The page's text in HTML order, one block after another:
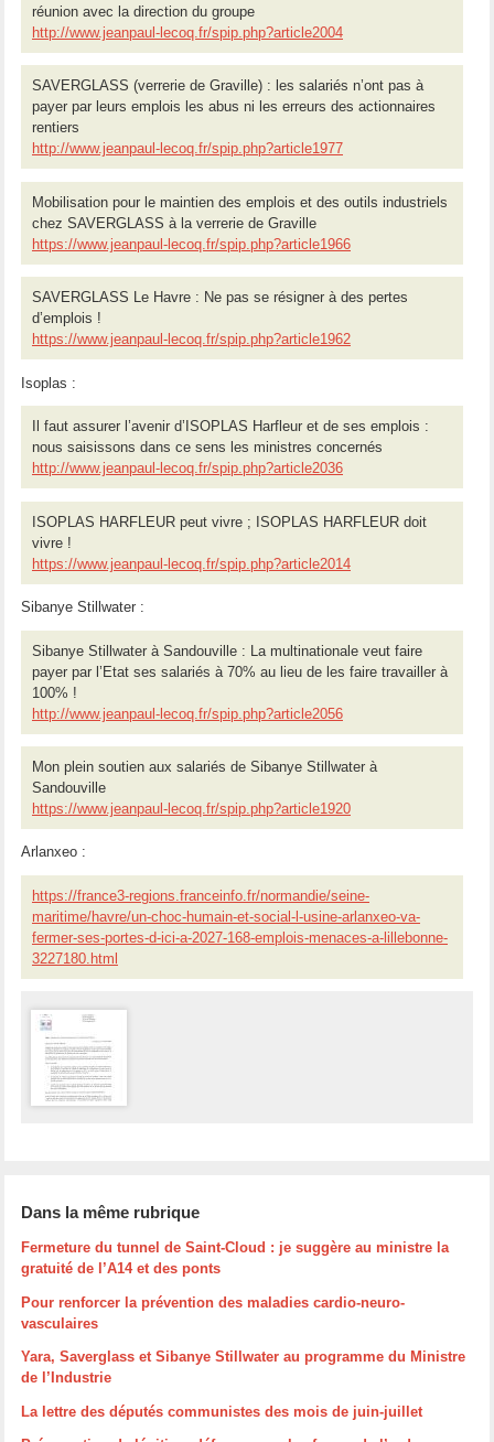
réunion avec la direction du groupe
http://www.jeanpaul-lecoq.fr/spip.php?article2004
SAVERGLASS (verrerie de Graville) : les salariés n’ont pas à
payer par leurs emplois les abus ni les erreurs des actionnaires
rentiers
http://www.jeanpaul-lecoq.fr/spip.php?article1977
Mobilisation pour le maintien des emplois et des outils industriels
chez SAVERGLASS à la verrerie de Graville
https://www.jeanpaul-lecoq.fr/spip.php?article1966
SAVERGLASS Le Havre : Ne pas se résigner à des pertes
d’emplois !
https://www.jeanpaul-lecoq.fr/spip.php?article1962
Isoplas :
Il faut assurer l’avenir d’ISOPLAS Harfleur et de ses emplois :
nous saisissons dans ce sens les ministres concernés
http://www.jeanpaul-lecoq.fr/spip.php?article2036
ISOPLAS HARFLEUR peut vivre ; ISOPLAS HARFLEUR doit
vivre !
https://www.jeanpaul-lecoq.fr/spip.php?article2014
Sibanye Stillwater :
Sibanye Stillwater à Sandouville : La multinationale veut faire
payer par l’Etat ses salariés à 70% au lieu de les faire travailler à
100% !
http://www.jeanpaul-lecoq.fr/spip.php?article2056
Mon plein soutien aux salariés de Sibanye Stillwater à
Sandouville
https://www.jeanpaul-lecoq.fr/spip.php?article1920
Arlanxeo :
https://france3-regions.franceinfo.fr/normandie/seine-
maritime/havre/un-choc-humain-et-social-l-usine-arlanxeo-va-
fermer-ses-portes-d-ici-a-2027-168-emplois-menaces-a-lillebonne-
3227180.html
Dans la même rubrique
Fermeture du tunnel de Saint-Cloud : je suggère au ministre la
gratuité de l’A14 et des ponts
Pour renforcer la prévention des maladies cardio-neuro-
vasculaires
Yara, Saverglass et Sibanye Stillwater au programme du Ministre
de l’Industrie
La lettre des députés communistes des mois de juin-juillet